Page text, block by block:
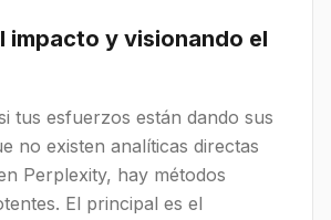
impacto y visionando el
tus esfuerzos están dando sus
no existen analíticas directas
Perplexity, hay métodos
El principal es el